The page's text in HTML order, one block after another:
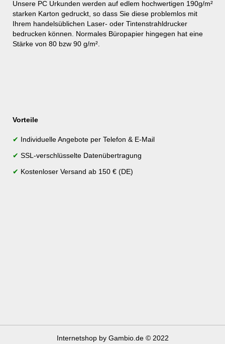
Unsere PC Urkunden werden auf edlem hochwertigen 190g/m²
starken Karton gedruckt, so dass Sie diese problemlos mit
Ihrem handelsüblichen Laser- oder Tintenstrahldrucker
bedrucken können. Normales Büropapier hingegen hat eine
Stärke von 80 bzw 90 g/m².
Vorteile
✔ Individuelle Angebote per Telefon & E-Mail
✔ SSL-verschlüsselte Datenübertragung
✔ Kostenloser Versand ab 150 € (DE)
Internetshopby Gambio.de © 2022